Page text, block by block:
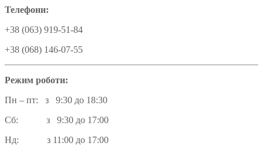
Телефони:
+38 (063) 919-51-84
+38 (068) 146-07-55
Режим роботи:
Пн – пт: з 9:30 до 18:30
Сб: з 9:30 до 17:00
Нд: з 11:00 до 17:00